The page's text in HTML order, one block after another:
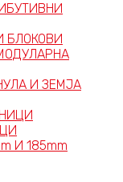
БЛОКОВИ
И ЗЕМЈА
И 185mm